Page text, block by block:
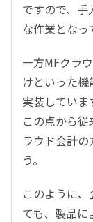
ですので、
な作業となっ
一方MFクラ
けといった
実装していま
この点から
ラウド会計
う。
このように
ても、製品に